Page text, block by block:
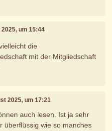
um 15:44
die
mit der Mitgliedschaft
2025, um 17:21
auch lesen. Ist ja sehr
überflüssig wie so manches